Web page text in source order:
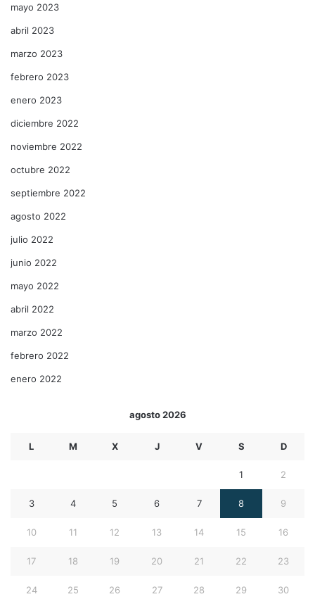
mayo 2023
abril 2023
marzo 2023
febrero 2023
enero 2023
diciembre 2022
noviembre 2022
octubre 2022
septiembre 2022
agosto 2022
julio 2022
junio 2022
mayo 2022
abril 2022
marzo 2022
febrero 2022
enero 2022
agosto 2026
L M X J V S D
1 2
3 4 5 6 7 8 9
10 11 12 13 14 15 16
17 18 19 20 21 22 23
24 25 26 27 28 29 30